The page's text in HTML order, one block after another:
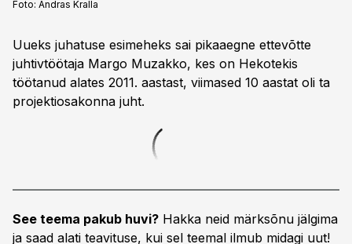
Foto: Andras Kralla
Uueks juhatuse esimeheks sai pikaaegne ettevõtte
juhtivtöötaja Margo Muzakko, kes on Hekotekis
töötanud alates 2011. aastast, viimased 10 aastat oli ta
projektiosakonna juht.
See teema pakub huvi? Hakka neid märksõnu jälgima
ja saad alati teavituse, kui sel teemal ilmub midagi uut!